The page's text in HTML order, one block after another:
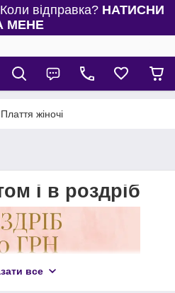
відправка? НАТИСНИ
МЕНЕ
Плаття жіночі
і в роздріб
все